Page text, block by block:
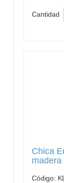
Cantidad
Chica
madera
Código: